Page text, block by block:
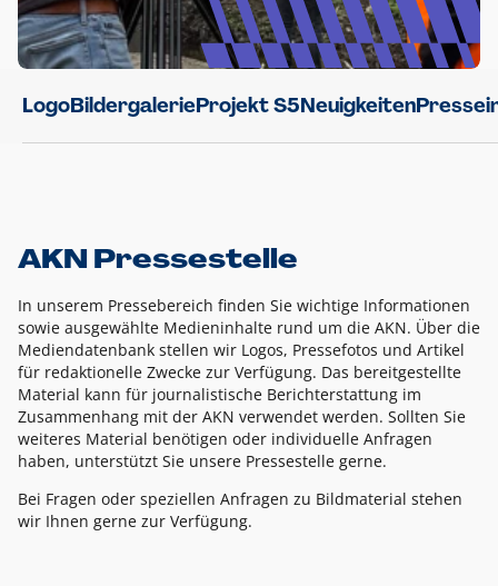
LogoBildergalerieProjekt S5Neuigkeiten
AKN Pressestelle
In unserem Pressebereich finden Sie wichtige Informationen
sowie ausgewählte Medieninhalte rund um die AKN. Über die
Mediendatenbank stellen wir Logos, Pressefotos und Artikel
für redaktionelle Zwecke zur Verfügung. Das bereitgestellte
Material kann für journalistische Berichterstattung im
Zusammenhang mit der AKN verwendet werden. Sollten Sie
weiteres Material benötigen oder individuelle Anfragen
haben, unterstützt Sie unsere Pressestelle gerne.
Bei Fragen oder speziellen Anfragen zu Bildmaterial stehen
wir Ihnen gerne zur Verfügung.